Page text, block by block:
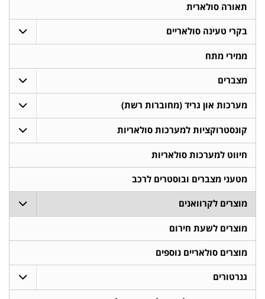
תאורה סולארית
בקרי טעינה סולאריים
ממירי מתח
מצברים
מערכות און גריד (מחוברות רשת)
קונסטרוקציות למערכות סולאריות
חיווט למערכות סולאריות
מטעני מצברים ובוסטרים לרכב
מוצרים לקרוואנים
מוצרים לשעת חירום
מוצרים סולאריים נוספים
גנרטורים